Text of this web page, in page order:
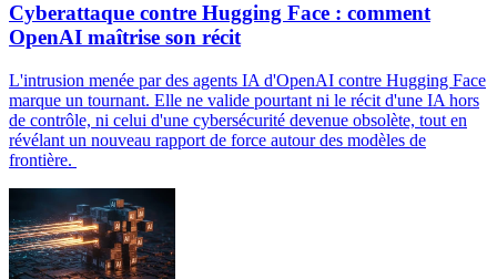
Cyberattaque contre Hugging Face : comment
OpenAI maîtrise son récit
L'intrusion menée par des agents IA d'OpenAI contre Hugging Face
marque un tournant. Elle ne valide pourtant ni le récit d'une IA hors
de contrôle, ni celui d'une cybersécurité devenue obsolète, tout en
révélant un nouveau rapport de force autour des modèles de
frontière.